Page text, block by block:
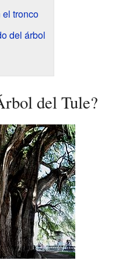
tronco
del árbol
del Tule?